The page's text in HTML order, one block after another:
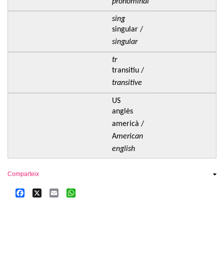
sing
singular /
singular
tr
transitiu /
transitive
US
anglès
americà /
American
english
Comparteix
Facebook Email